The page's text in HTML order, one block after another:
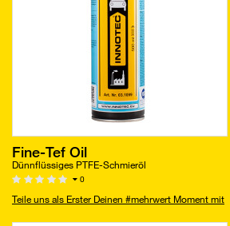
Fine-Tef Oil
Dünnflüssiges PTFE-Schmieröl
0
Teile uns als Erster Deinen #mehrwert Moment mit